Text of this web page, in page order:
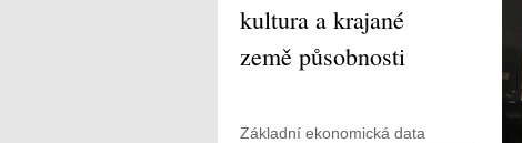
kultura a krajané
země působnosti
Základní ekonomická data